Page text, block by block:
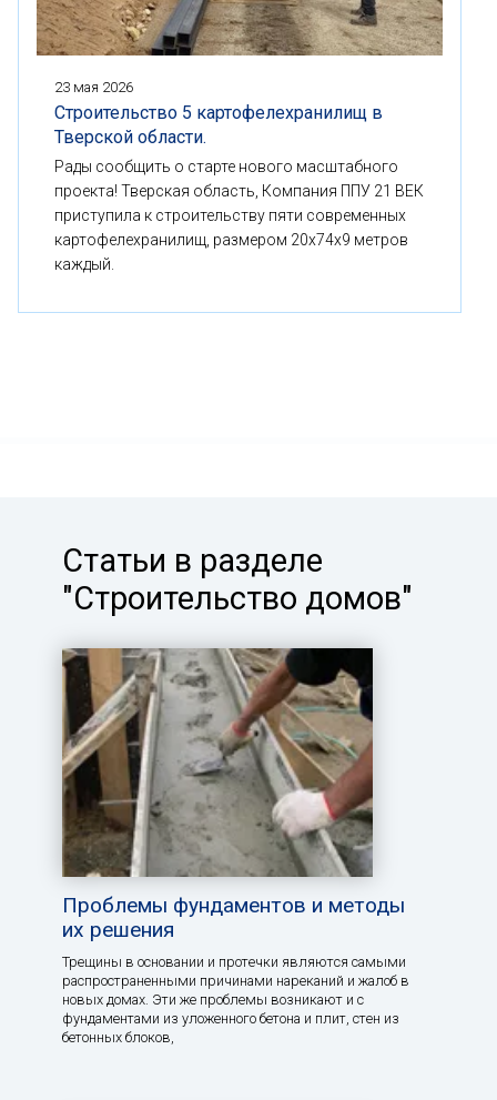
23 мая 2026
Строительство 5 картофелехранилищ в
Тверской области.
Рады сообщить о старте нового масштабного
проекта! Тверская область, Компания ППУ 21 ВЕК
приступила к строительству пяти современных
картофелехранилищ, размером 20x74x9 метров
каждый.
Статьи в разделе
"Строительство домов"
Проблемы фундаментов и методы
их решения
Трещины в основании и протечки являются самыми
распространенными причинами нареканий и жалоб в
новых домах. Эти же проблемы возникают и с
фундаментами из уложенного бетона и плит, стен из
бетонных блоков,